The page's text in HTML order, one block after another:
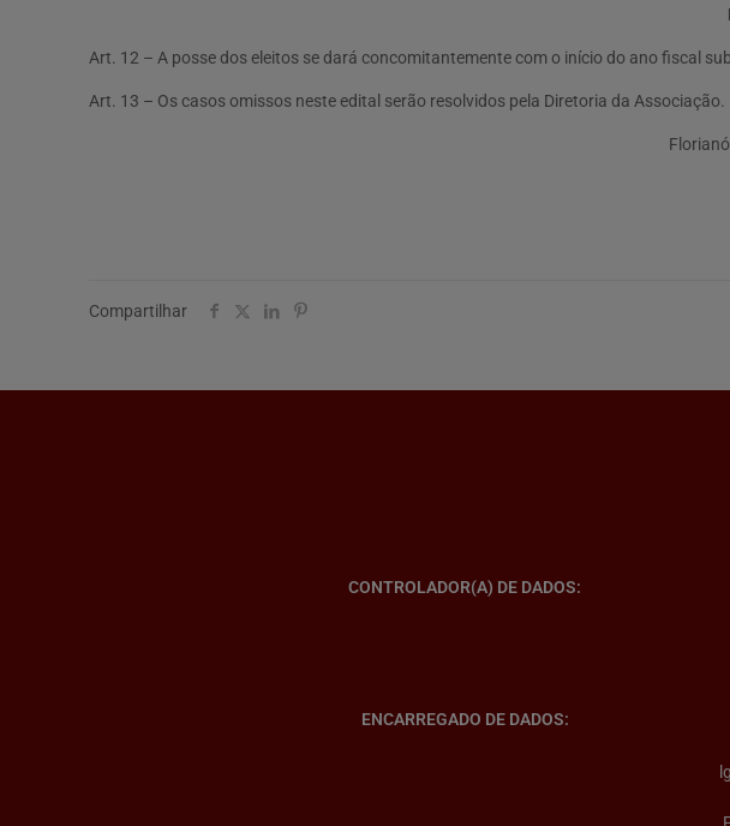
Art. 12 – A posse dos eleitos se dará concomitantemente com o início do ano fiscal
Art. 13 – Os casos omissos neste edital serão resolvidos pela Diretoria da Associação.
Compartilhar
CONTROLADOR(A) DE DADOS:
ENCARREGADO DE DADOS: